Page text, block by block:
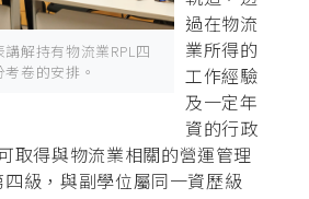
解持有物流業RPL四
卷的安排。
過在物流
業所得的
工作經驗
及一定年
資的行政
取得與物流業相關的營運管理
級，與副學位屬同一資歷級